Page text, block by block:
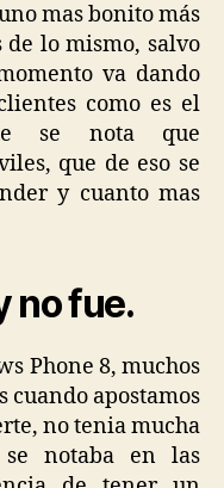
mas bonito más
de lo mismo, salvo
va dando
como es el
se nota que
que de eso se
y cuanto mas
no fue.
Phone 8, muchos
cuando apostamos
no tenia mucha
notaba en las